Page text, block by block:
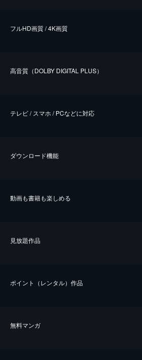
フルHD画質 / 4K画質
⾼⾳質（DOLBY DIGITAL PLUS）
テレビ / スマホ / PCなどに対応
ダウンロード機能
動画も書籍も楽しめる
⾒放題作品
ポイント（レンタル）作品
無料マンガ